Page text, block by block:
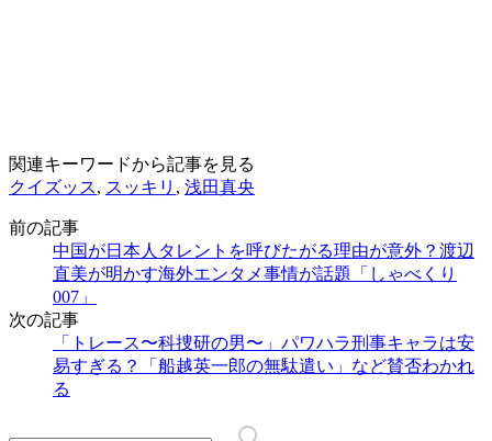
関連キーワードから記事を見る
クイズッス, スッキリ , 浅田真央
前の記事
中国が日本人タレントを呼びたがる理由が意外？渡辺
直美が明かす海外エンタメ事情が話題「しゃべくり
007」
次の記事
「トレース〜科捜研の男〜」パワハラ刑事キャラは安
易すぎる？「船越英一郎の無駄遣い」など賛否わかれ
る